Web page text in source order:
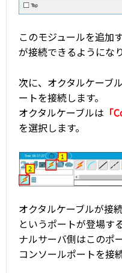
このモジュールを追加
が接続できるようになり
次に、オクタルケーブ
ートを接続します。
オクタルケーブルは 「
を選択します。
オクタルケーブルが接
というポートが登場す
ナルサーバ側はこのポ
コンソールポートを接